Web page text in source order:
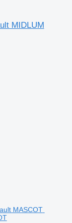
MIDLUM